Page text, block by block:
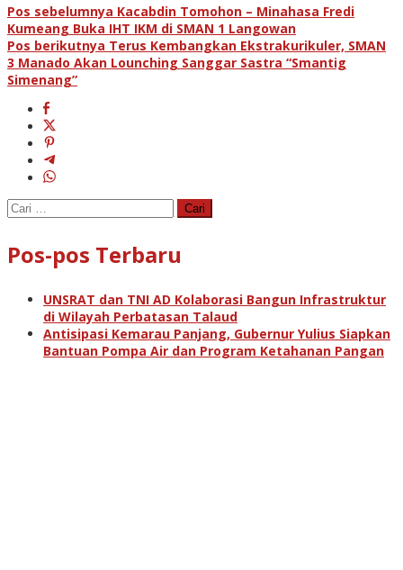
Navigasi
pos
Pos sebelumnya Kacabdin Tomohon – Minahasa Fredi
Kumeang Buka IHT IKM di SMAN 1 Langowan
Pos berikutnya Terus Kembangkan Ekstrakurikuler, SMAN
3 Manado Akan Lounching Sanggar Sastra “Smantig
Simenang”
Cari
untuk:
Pos-pos Terbaru
UNSRAT dan TNI AD Kolaborasi Bangun Infrastruktur
di Wilayah Perbatasan Talaud
Antisipasi Kemarau Panjang, Gubernur Yulius Siapkan
Bantuan Pompa Air dan Program Ketahanan Pangan